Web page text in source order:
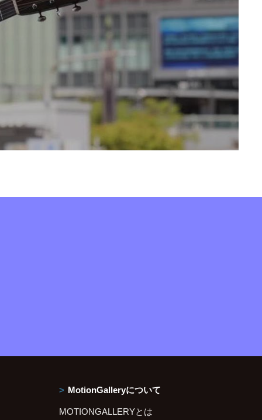
MotionGalleryについて
MOTIONGALLERYとは